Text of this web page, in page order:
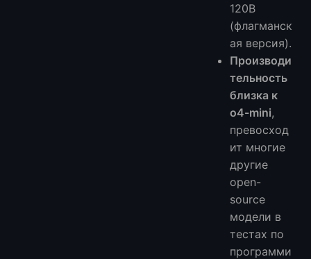
120B
(флагманск
ая версия).
Производи
тельность
близка к
o4-mini,
превосход
ит многие
другие
open-
source
модели в
тестах по
программи